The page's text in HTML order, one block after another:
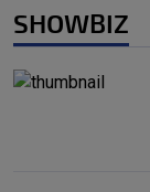
SHOWBIZ